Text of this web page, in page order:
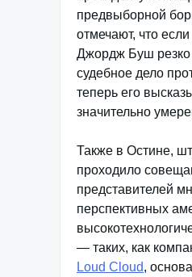
предвыборной
отмечают, что
Джордж Буш резко
судебное дело
теперь его
значительно
Также в Остине,
проходило
представителей
перспективных
— таких, как
Loud Cloud,